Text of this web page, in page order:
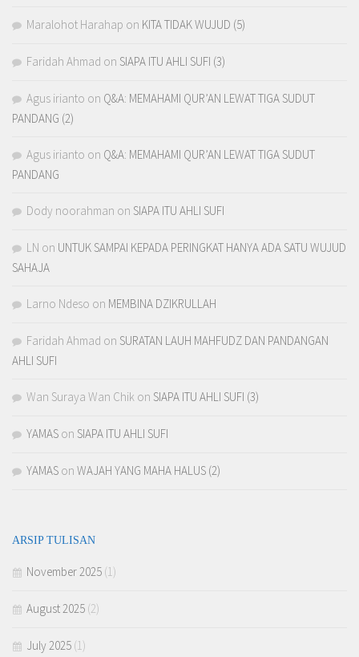
Maralohot Harahap on KITA TIDAK WUJUD (5)
Faridah Ahmad on SIAPA ITU AHLI SUFI (3)
Agus irianto on Q&A: MEMAHAMI QUR’AN LEWAT TIGA SUDUT
PANDANG (2)
Agus irianto on Q&A: MEMAHAMI QUR’AN LEWAT TIGA SUDUT
PANDANG
Dody noorahman on SIAPA ITU AHLI SUFI
LN on UNTUK SAMPAI KEPADA PERINGKAT HANYA ADA SATU WUJUD
SAHAJA
Larno Ndeso on MEMBINA DZIKRULLAH
Faridah Ahmad on SURATAN LAUH MAHFUDZ DAN PANDANGAN
AHLI SUFI
Wan Suraya Wan Chik on SIAPA ITU AHLI SUFI (3)
YAMAS on SIAPA ITU AHLI SUFI
YAMAS on WAJAH YANG MAHA HALUS (2)
ARSIP TULISAN
November 2025 (1)
August 2025 (2)
July 2025 (1)